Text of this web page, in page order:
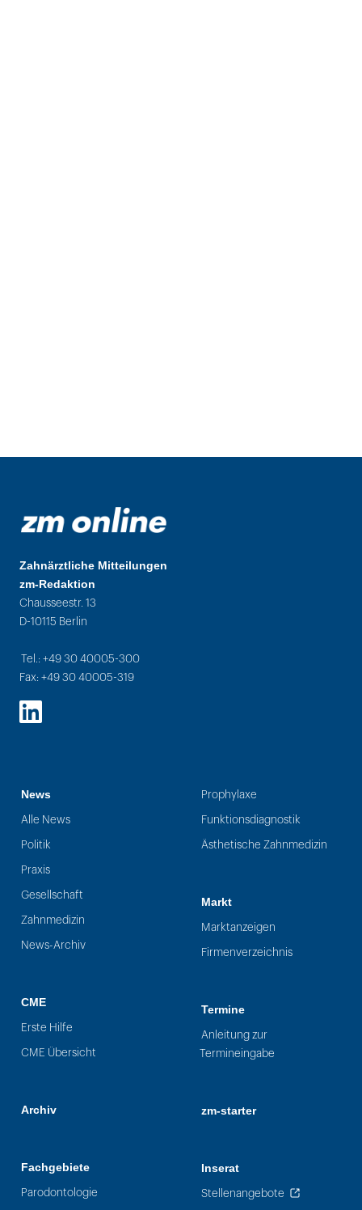
Zahnärztliche Mitteilungen
zm-Redaktion
Chausseestr. 13
D-10115 Berlin
Tel.: +49 30 40005-300
Fax: +49 30 40005-319
LinkedIn
News
Alle News
Politik
Praxis
Gesellschaft
Zahnmedizin
News-Archiv
CME
Erste Hilfe
CME Übersicht
Archiv
Fachgebiete
Parodontologie
Prophylaxe
Funktionsdiagnostik
Ästhetische Zahnmedizin
Markt
Marktanzeigen
Firmenverzeichnis
Termine
Anleitung zur
Termineingabe
zm-starter
Inserat
Stellenangebote